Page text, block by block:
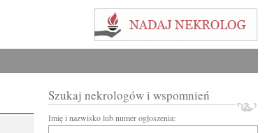
Szukaj nekrologów i wspomnień
Imię i nazwisko lub numer ogłoszenia: